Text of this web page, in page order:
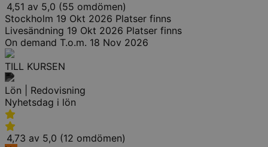
4,51 av 5,0 (55 omdömen)
Stockholm 19 Okt 2026 Platser finns
Livesändning 19 Okt 2026 Platser finns
On demand T.o.m. 18 Nov 2026
TILL KURSEN
Lön | Redovisning
Nyhetsdag i lön
4,73 av 5,0 (12 omdömen)